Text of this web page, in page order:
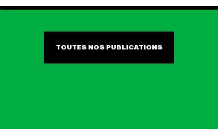
TOUTES NOS PUBLICATIONS